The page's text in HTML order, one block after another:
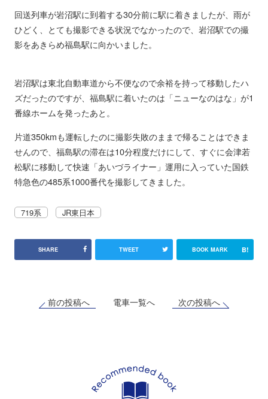
回送列車が岩沼駅に到着する30分前に駅に着きましたが、雨が
ひどく、とても撮影できる状況でなかったので、岩沼駅での撮
影をあきらめ福島駅に向かいました。
岩沼駅は東北自動車道から不便なので余裕を持って移動したハ
ズだったのですが、福島駅に着いたのは「ニューなのはな」が1
番線ホームを発ったあと。
片道350kmも運転したのに撮影失敗のままで帰ることはできま
せんので、福島駅の滞在は10分程度だけにして、すぐに会津若
松駅に移動して快速「あいづライナー」運用に入っていた国鉄
特急色の485系1000番代を撮影してきました。
719系 JR東日本
SHARE TWEET BOOK MARK B!
前の投稿へ 電車一覧へ 次の投稿へ